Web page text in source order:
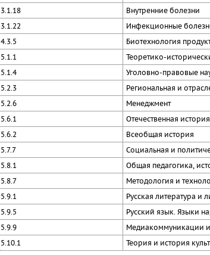
3.1.18
Внутренние болезни
3.1.22
Инфекционные
4.3.5
Биотехнология
5.1.1
Теоретико-
5.1.4
Уголовно-правовые
5.2.3
Региональная и
5.2.6
Менеджмент
5.6.1
Отечественная история
5.6.2
Всеобщая история
5.7.7
Социальная и
5.8.1
Общая педагогика,
5.8.7
Методология и
5.9.1
Русская литература и
5.9.5
Русский язык. Языки
5.9.9
Медиакоммуникации
5.10.1
Теория и история